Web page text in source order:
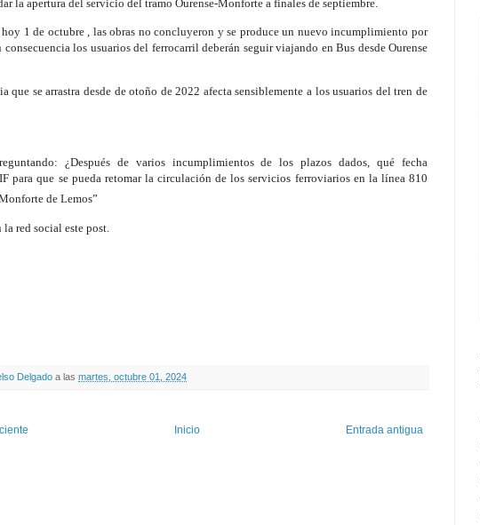
la apertura del servicio del tramo Ourense-Monforte a finales de septiembre.
1 de octubre , las obras no concluyeron y se produce un nuevo incumplimiento por
consecuencia los usuarios del ferrocarril deberán seguir viajando en Bus desde Ourense
que se arrastra desde de otoño de 2022 afecta sensiblemente a los usuarios del tren de
¿Después de varios incumplimientos de los plazos dados, qué fecha
para que se pueda retomar la circulación de los servicios ferroviarios en la línea 810
de Lemos”
red social este post.
Delgado a las martes, octubre 01, 2024
Entrada antigua
Inicio